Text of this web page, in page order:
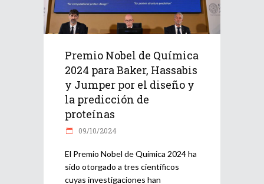
Premio Nobel de Química
2024 para Baker, Hassabis
y Jumper por el diseño y
la predicción de
proteínas
09/10/2024
El Premio Nobel de Química 2024 ha
sido otorgado a tres científicos
cuyas investigaciones han